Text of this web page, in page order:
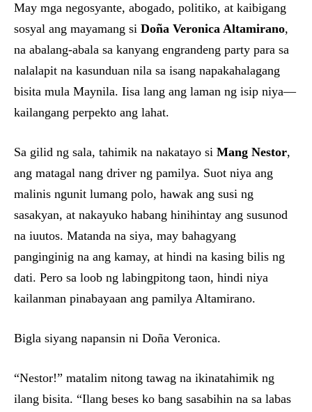
May mga negosyante, abogado, politiko, at kaibigang
sosyal ang mayamang si Doña Veronica Altamirano,
na abalang-abala sa kanyang engrandeng party para sa
nalalapit na kasunduan nila sa isang napakahalagang
bisita mula Maynila. Iisa lang ang laman ng isip niya—
kailangang perpekto ang lahat.
Sa gilid ng sala, tahimik na nakatayo si Mang Nestor,
ang matagal nang driver ng pamilya. Suot niya ang
malinis ngunit lumang polo, hawak ang susi ng
sasakyan, at nakayuko habang hinihintay ang susunod
na iuutos. Matanda na siya, may bahagyang
panginginig na ang kamay, at hindi na kasing bilis ng
dati. Pero sa loob ng labingpitong taon, hindi niya
kailanman pinabayaan ang pamilya Altamirano.
Bigla siyang napansin ni Doña Veronica.
“Nestor!” matalim nitong tawag na ikinatahimik ng
ilang bisita. “Ilang beses ko bang sasabihin na sa labas